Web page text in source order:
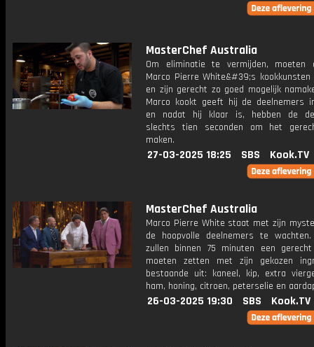
MasterChef Australia
Om eliminatie te vermijden, moeten
Marco Pierre White&#39;s kookkunsten
en zijn gerecht zo goed mogelijk
Marco kookt geeft hij de deelnemers
en nadat hij klaar is, hebben de
slechts tien seconden om het
maken.
27-03-2025 18:25 SBS Kook.TV
MasterChef Australia
Marco Pierre White staat met zijn
de hoopvolle deelnemers te
zullen binnen 75 minuten een
moeten zetten met zijn gekozen
bestaande uit: kaneel, kip, extra
ham, honing, citroen, peterselie en
26-03-2025 19:30 SBS Kook.TV